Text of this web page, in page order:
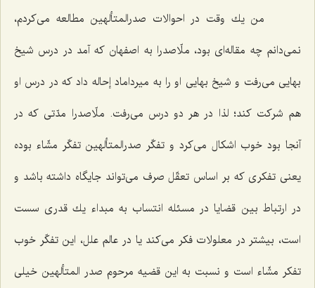
من یك وقت در احوالات صدرالمتألهین مطالعه می‌كردم،
نمی‌دانم چه مقاله‌ای بود، ملّاصدرا به اصفهان كه آمد در درس شیخ
بهایی می‌رفت و شیخ بهایی او را به میرداماد إحاله داد كه در درس او
هم شركت كند؛ لذا در هر دو درس می‌رفت. ملّاصدرا مدّتی كه در
آنجا بود خوب اشكال می‌كرد و تفكّر صدرالمتألهین تفكّر مشّاء بوده
یعنی تفكری كه بر اساس تعقّل صرف می‌تواند جایگاه داشته باشد و
در ارتباط بین قضایا در مسئله انتساب به مبداء یك قدری سست
است، بیشتر در معلولات فكر می‌كند یا در عالم علل، این تفكّر خوب
تفكر مشّاء است و نسبت به این قضیه مرحوم صدر المتألهین خیلی